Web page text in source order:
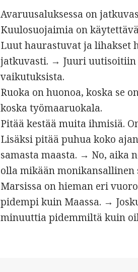
Avaruusaluksessa on
Kuulosuojaimia on
Luut haurastuvat ja lihakset
jatkuvasti. → Juuri uutisoitiin
vaikutuksista.
Ruoka on huonoa, koska se
koska työmaaruokala.
Pitää kestää muita ihmisiä.
Lisäksi pitää puhua koko
samasta maasta. → No, aika
olla mikään
Marsissa on hieman eri
pidempi kuin Maassa. →
minuuttia pidemmiltä kuin